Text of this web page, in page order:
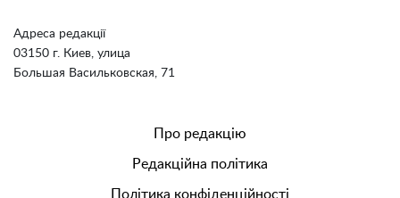
Адреса редакції
03150 г. Киев, улица
Большая Васильковская, 71
Про редакцію
Редакційна політика
Політика конфіденційності